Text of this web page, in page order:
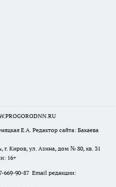
Е.А. Редактор сайта: Бакаева
г. Киров, ул. Азина, дом № 80, кв. 31
16+
669-90-87 Email редакции: